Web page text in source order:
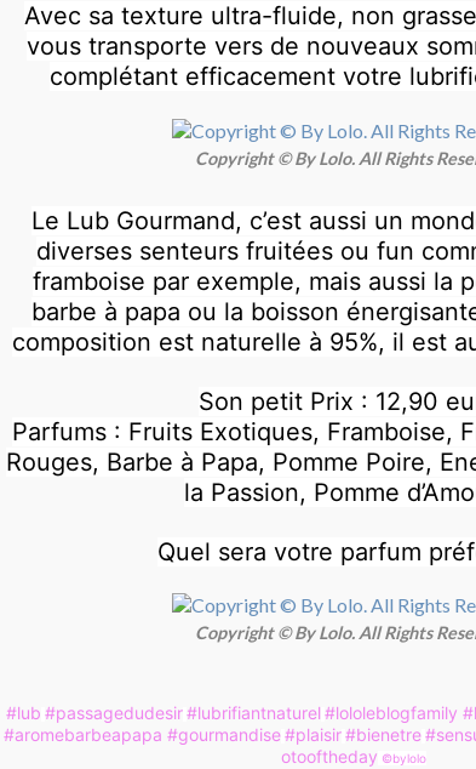
Avec sa texture ultra-fluide, non
vous transporte vers de nouveaux
complétant efficacement votre
Copyright © By Lolo. All Rights
Le Lub Gourmand, c’est aussi un
diverses senteurs fruitées ou fun
framboise par exemple, mais aussi la
barbe à papa ou la boisson
composition est naturelle à 95%, il est
Son petit Prix : 12,90
Parfums : Fruits Exotiques, Framboise,
Rouges, Barbe à Papa, Pomme Poire,
la Passion, Pomme
Quel sera votre parfum
Copyright © By Lolo. All Rights
#lub #passagedudesir#lubrifiantnaturel#lololeblogfamily
#aromebarbeapapa #gourmandise#plaisir#bienetre
otooftheday ©️bylolo